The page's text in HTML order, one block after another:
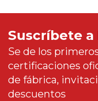
Suscríbete a
Se de los
certificaciones
de fábrica,
descuentos